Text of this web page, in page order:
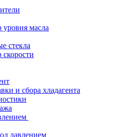
уровня масла
стекла
скорости
и сбора хладагента
давлением